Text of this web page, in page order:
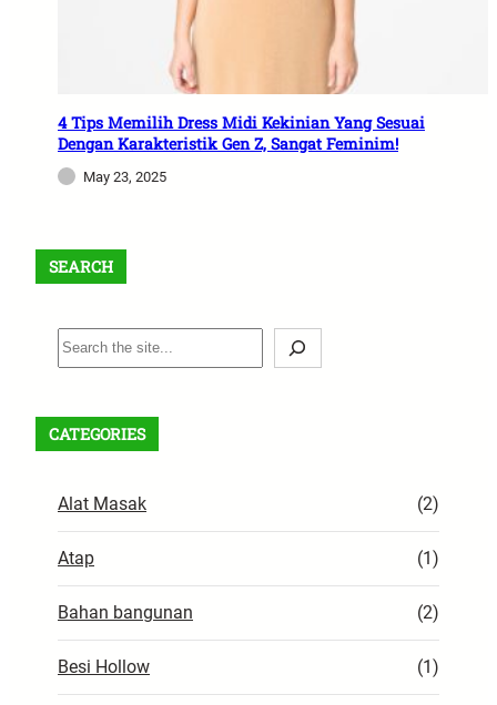
4 Tips Memilih Dress Midi Kekinian Yang Sesuai
Dengan Karakteristik Gen Z, Sangat Feminim!
May 23, 2025
SEARCH
S
e
r
c
CATEGORIES
Alat Masak (2)
Atap (1)
Bahan bangunan (2)
Besi Hollow (1)